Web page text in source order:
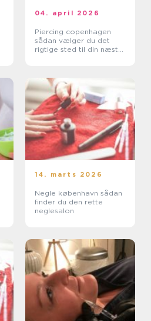
04. april 2026
Piercing copenhagen
sådan vælger du det
rigtige sted til din næste
14. marts 2026
Negle københavn sådan
finder du den rette
neglesalon